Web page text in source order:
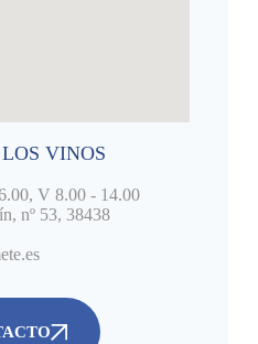
VINOS
V 8.00 - 14.00
nº 53, 38438